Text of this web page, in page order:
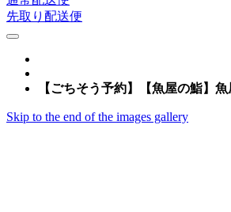
先取り配送便
【ごちそう予約】【魚屋の鮨】
Skip to the end of the images gallery